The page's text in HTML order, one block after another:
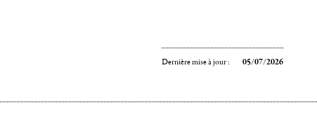
Dernière mise à jour : 05/07/2026